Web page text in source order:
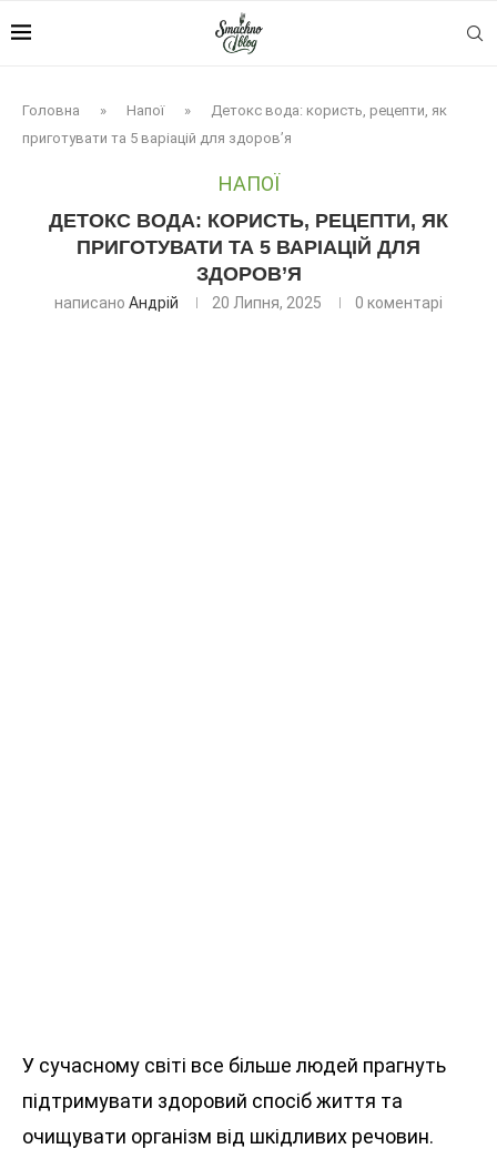
Головна » Напої »
Детокс вода: користь, рецепти, як
приготувати та 5 варіацій для здоров’я
НАПОЇ
ДЕТОКС ВОДА: КОРИСТЬ, РЕЦЕПТИ, ЯК
ПРИГОТУВАТИ ТА 5 ВАРІАЦІЙ ДЛЯ
ЗДОРОВ’Я
написано Андрій 20 Липня, 2025 0 коментарі
У сучасному світі все більше людей прагнуть
підтримувати здоровий спосіб життя та
очищувати організм від шкідливих речовин.